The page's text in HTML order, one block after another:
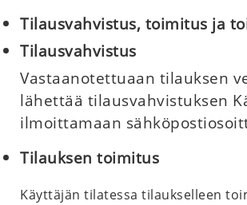
Tilausvahvistus, toimitus ja
Tilausvahvistus
Vastaanotettuaan tilauksen
lähettää tilausvahvistuksen
ilmoittamaan
Tilauksen toimitus
Käyttäjän tilatessa tilaukselleen